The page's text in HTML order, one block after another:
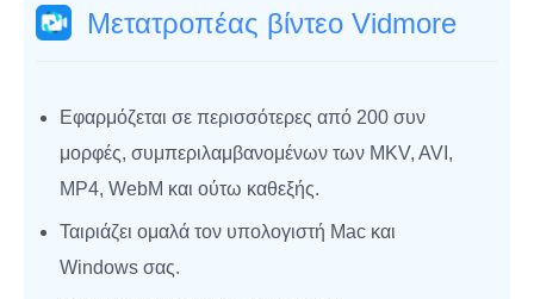
Μετατροπέας βίντεο Vidmore
Εφαρμόζεται σε περισσότερες από 200 συν
μορφές, συμπεριλαμβανομένων των MKV, AVI,
MP4, WebM και ούτω καθεξής.
Ταιριάζει ομαλά τον υπολογιστή Mac και
Windows σας.